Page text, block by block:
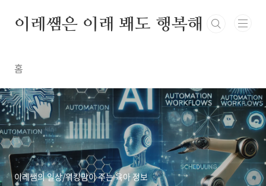
이레쌤은 이래 봬도 행복해
홈
이레쌤의 일상/워킹맘이 주는 육아 정보